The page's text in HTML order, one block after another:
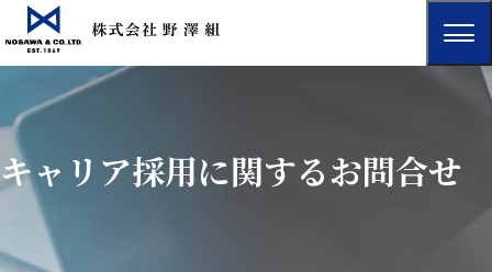
キャリア採用に関するお問合せ